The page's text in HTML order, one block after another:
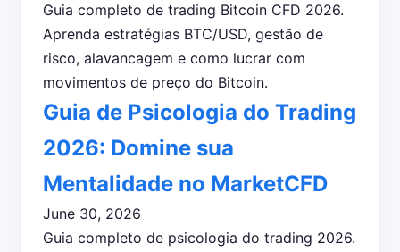
Guia completo de trading Bitcoin CFD 2026.
Aprenda estratégias BTC/USD, gestão de
risco, alavancagem e como lucrar com
movimentos de preço do Bitcoin.
Guia de Psicologia do Trading
2026: Domine sua
Mentalidade no MarketCFD
June 30, 2026
Guia completo de psicologia do trading 2026.